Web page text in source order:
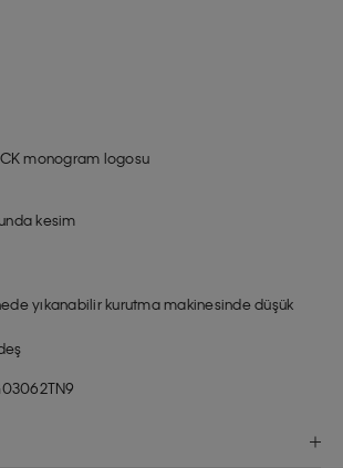
monogram logosu
kesim
yıkanabilir kurutma makinesinde düşük